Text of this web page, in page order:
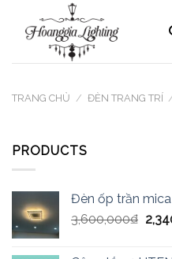
TRANG CHỦ / ĐÈN TRANG TRÍ
PRODUCTS
Đèn ốp trần
3,600,000₫